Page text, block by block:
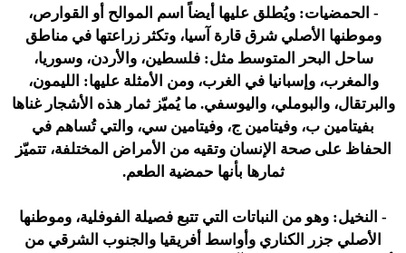
- الحمضيات: ويُطلق عليها أيضاً اسم الموالح أو القوارص،
وموطنها الأصلي شرق قارة آسيا، وتكثر زراعتها في مناطق
ساحل البحر المتوسط مثل: فلسطين، والأردن، وسوريا،
والمغرب، وإسبانيا في الغرب، ومن الأمثلة عليها: الليمون،
والبرتقال، والبوملي، واليوسفي. ما يُميّز ثمار هذه الأشجار غناها
بفيتامين ب، وفيتامين ج، وفيتامين سي، والتي تُساهم في
الحفاظ على صحة الإنسان وتقيه من الأمراض المختلفة، تتميّز
ثمارها بأنها حمضية الطعم.
- النخيل: وهو من النباتات التي تتبع فصيلة الفوفلية، وموطنها
الأصلي جزر الكناري وأواسط أفريقيا والجنوب الشرقي من